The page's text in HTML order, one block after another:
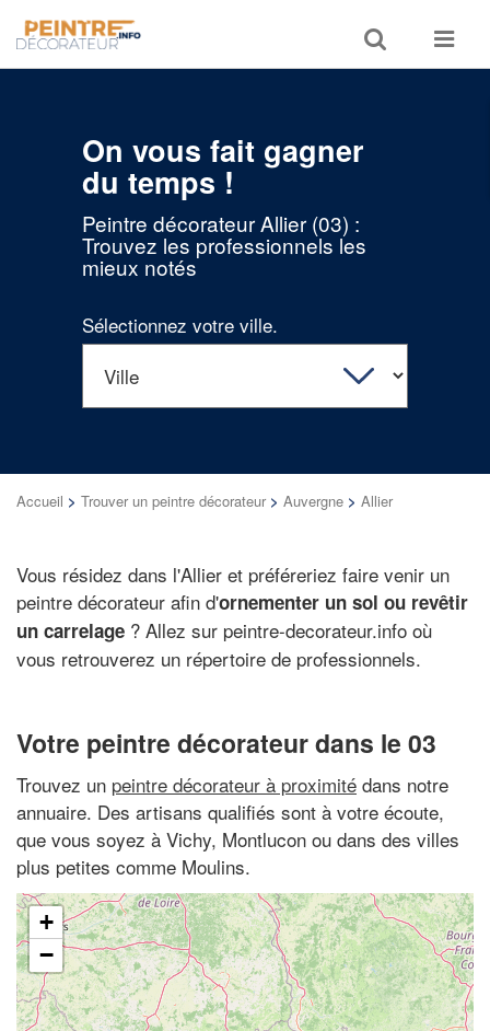
Toggle
search
Toggle
On vous fait gagner
du temps !
Peintre décorateur Allier (03) :
Trouvez les professionnels les
mieux notés
Sélectionnez votre ville.
Accueil > Trouver un peintre décorateur > Auvergne > Allier
Vous résidez dans l'Allier et préféreriez faire venir un
peintre décorateur afin d'ornementer un sol ou revêtir
un carrelage ? Allez sur peintre-decorateur.info où
vous retrouverez un répertoire de professionnels.
Votre peintre décorateur dans le 03
Trouvez un peintre décorateur à proximité dans notre
annuaire. Des artisans qualifiés sont à votre écoute,
que vous soyez à Vichy, Montlucon ou dans des villes
plus petites comme Moulins.
+
−